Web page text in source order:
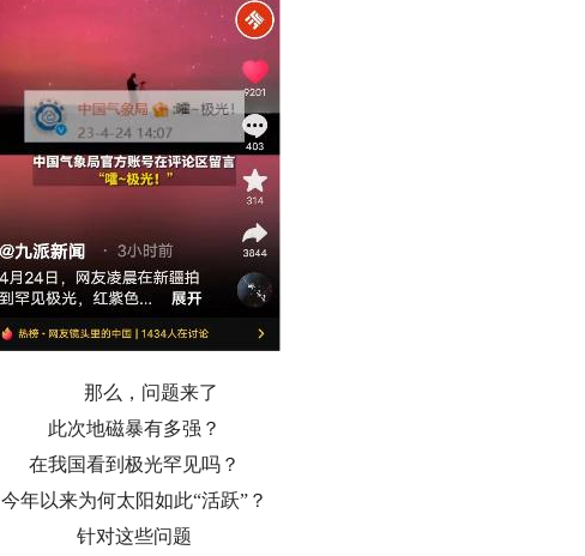
那么，问题来了
此次地磁暴有多强？
在我国看到极光罕见吗？
今年以来为何太阳如此“活跃”？
针对这些问题